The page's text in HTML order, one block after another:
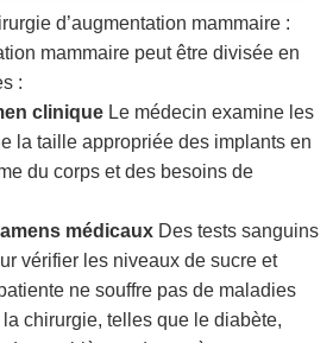
d’augmentation mammaire :
mammaire peut être divisée en
:
clinique Le médecin examine les
la taille appropriée des implants en
du corps et des besoins de
médicaux Des tests sanguins
vérifier les niveaux de sucre et
ne souffre pas de maladies
chirurgie, telles que le diabète,